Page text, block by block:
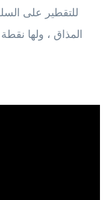
للتقطير على
المذاق ، ولها